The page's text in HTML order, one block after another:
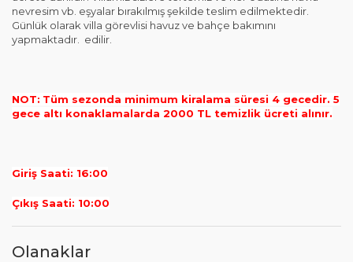
nevresim vb. eşyalar bırakılmış şekilde teslim edilmektedir.
Günlük olarak villa görevlisi havuz ve bahçe bakımını
yapmaktadır. edilir.
NOT: Tüm sezonda minimum kiralama süresi 4 gecedir. 5
gece altı konaklamalarda 2000 TL temizlik ücreti alınır.
Giriş Saati: 16:00
Çıkış Saati: 10:00
Olanaklar